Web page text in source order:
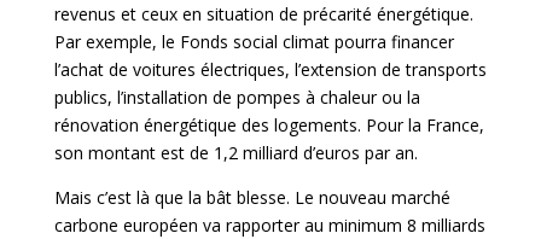
revenus et ceux en situation de précarité énergétique.
Par exemple, le Fonds social climat pourra financer
l’achat de voitures électriques, l’extension de transports
publics, l’installation de pompes à chaleur ou la
rénovation énergétique des logements. Pour la France,
son montant est de 1,2 milliard d’euros par an.
Mais c’est là que la bât blesse. Le nouveau marché
carbone européen va rapporter au minimum 8 milliards